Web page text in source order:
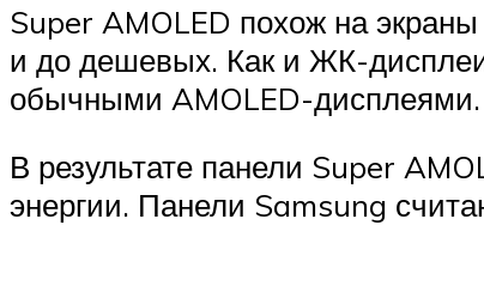
Super AMOLED похож на
и до дешевых. Как и ЖК-
обычными AMOLED-дисплеями.
В результате панели Super
энергии. Панели Samsung